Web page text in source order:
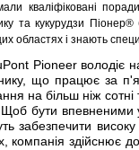
кваліфіковані
та кукурудзи
областях і знають
Pioneer володіє
що працює за
на більш ніж сотні
Щоб бути впевненими
забезпечити високу
компанія здійснює